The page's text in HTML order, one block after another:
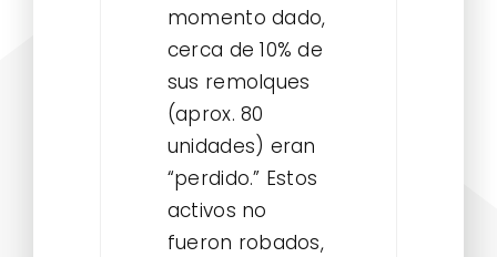
momento dado,
cerca de 10% de
sus remolques
(aprox. 80
unidades) eran
“perdido.” Estos
activos no
fueron robados,